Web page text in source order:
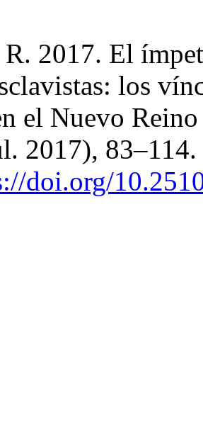
2017. El
los
el Nuevo
2017), 83–114.
doi.org/